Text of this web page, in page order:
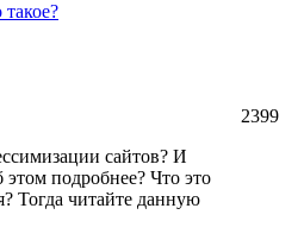
сайтов? И
этом подробнее? Что это
Тогда читайте данную
2399